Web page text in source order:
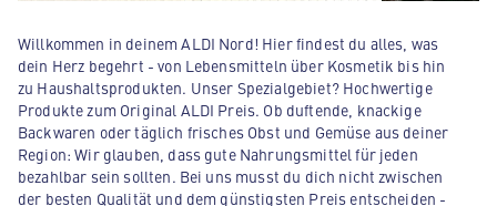
Willkommen in deinem ALDI Nord! Hier findest du alles, was
dein Herz begehrt - von Lebensmitteln über Kosmetik bis hin
zu Haushaltsprodukten. Unser Spezialgebiet? Hochwertige
Produkte zum Original ALDI Preis. Ob duftende, knackige
Backwaren oder täglich frisches Obst und Gemüse aus deiner
Region: Wir glauben, dass gute Nahrungsmittel für jeden
bezahlbar sein sollten. Bei uns musst du dich nicht zwischen
der besten Qualität und dem günstigsten Preis entscheiden -